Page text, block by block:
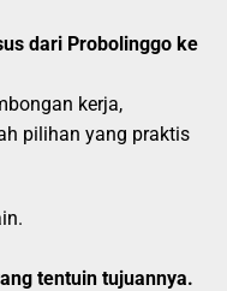
dari Probolinggo ke
kerja,
pilihan yang praktis
tentuin tujuannya.